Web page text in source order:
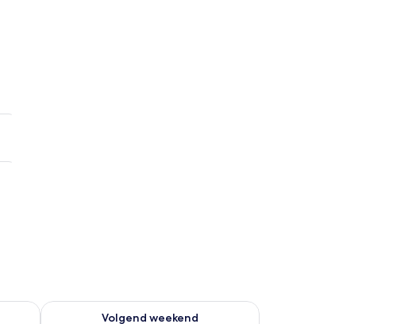
dit weekend aug 14 - aug 16
Volgend weekend
De beschikbaarheid controleren voor volgend weekend aug